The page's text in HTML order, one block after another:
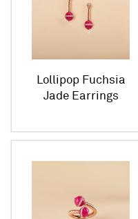
Lollipop Fuchsia
Jade Earrings